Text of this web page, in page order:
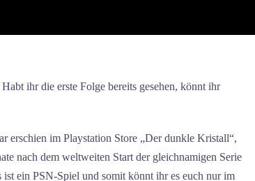
ihr die erste Folge bereits gesehen, könnt ihr
erschien im Playstation Store „Der dunkle Kristall“,
nach dem weltweiten Start der gleichnamigen Serie
ein PSN-Spiel und somit könnt ihr es euch nur im